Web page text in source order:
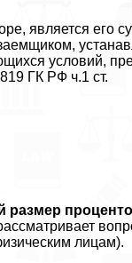
является его
условий,
ГК РФ ч.1 ст.
размер
лицам).